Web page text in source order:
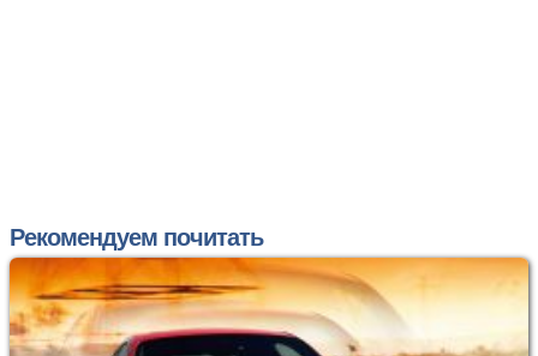
Рекомендуем почитать